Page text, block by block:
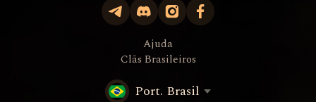
Ajuda
Clãs Brasileiros
Port. Brasil